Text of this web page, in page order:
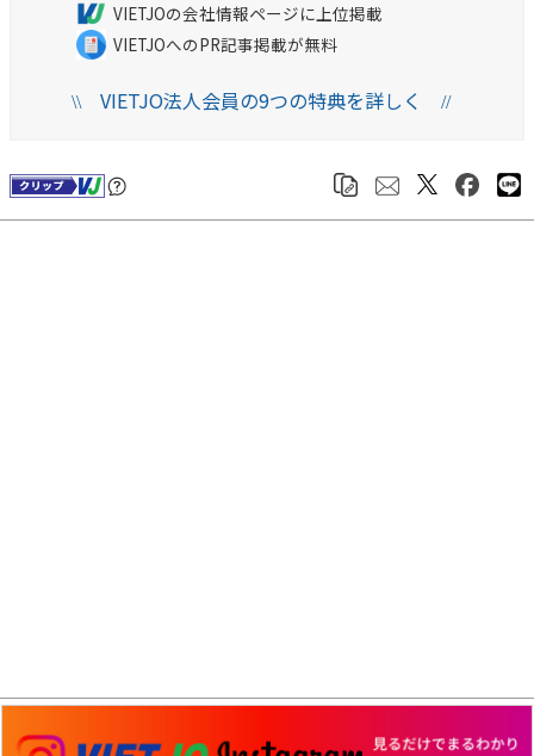
VIETJOの会社情報ページに上位掲載
VIETJOへのPR記事掲載が無料
\\VIETJO法人会員の9つの特典を詳しく //